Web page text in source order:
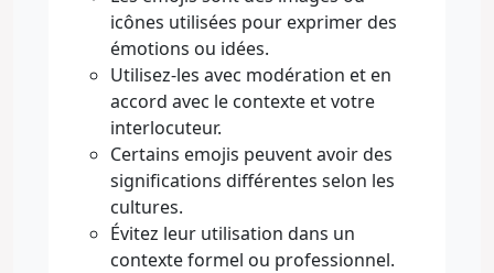
icônes utilisées pour exprimer des
émotions ou idées.
Utilisez-les avec modération et en
accord avec le contexte et votre
interlocuteur.
Certains emojis peuvent avoir des
significations différentes selon les
cultures.
Évitez leur utilisation dans un
contexte formel ou professionnel.